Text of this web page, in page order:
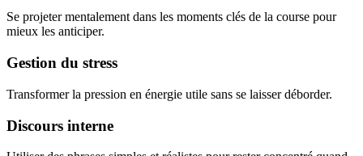
Se projeter mentalement dans les moments clés de la course pour
mieux les anticiper.
Gestion du stress
Transformer la pression en énergie utile sans se laisser déborder.
Discours interne